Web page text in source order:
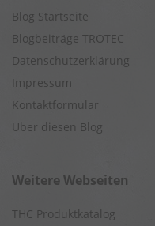
Blog Startseite
Blogbeiträge TROTEC
Datenschutzerklärung
Impressum
Kontaktformular
Über diesen Blog
Weitere Webseiten
THC Produktkatalog